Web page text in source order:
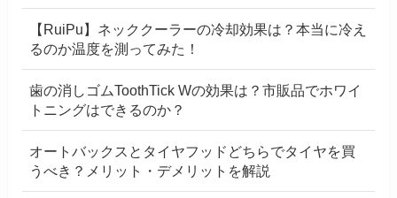
【RuiPu】ネッククーラーの冷却効果は？本当に冷え
るのか温度を測ってみた！
歯の消しゴムToothTick Wの効果は？市販品でホワイ
トニングはできるのか？
オートバックスとタイヤフッドどちらでタイヤを買
うべき？メリット・デメリットを解説